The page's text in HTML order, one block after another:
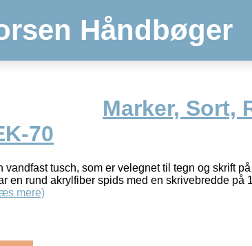
Håndbøger
Marker, Sort,
70
vandfast tusch, som er velegnet til tegn og skrift
en rund akrylfiber spids med en skrivebredde på
mere)